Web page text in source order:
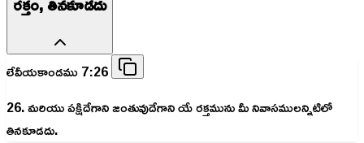
లేవీయకాండము 7:26
26. మరియు పక్షిదేగాని జంతువుదేగాని యే రక్తమును మీ నివాసములన్నిటిలో
తినకూడదు.